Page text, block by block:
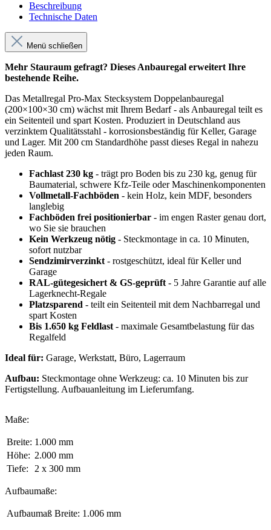
Beschreibung
Technische Daten
Menü schließen
Mehr Stauraum gefragt? Dieses Anbauregal erweitert Ihre
bestehende Reihe.
Das Metallregal Pro-Max Stecksystem Doppelanbauregal
(200×100×30 cm) wächst mit Ihrem Bedarf - als Anbauregal teilt es
ein Seitenteil und spart Kosten. Produziert in Deutschland aus
verzinktem Qualitätsstahl - korrosionsbeständig für Keller, Garage
und Lager. Mit 200 cm Standardhöhe passt dieses Regal in nahezu
jeden Raum.
Fachlast 230 kg - trägt pro Boden bis zu 230 kg, genug für
Baumaterial, schwere Kfz-Teile oder Maschinenkomponenten
Vollmetall-Fachböden - kein Holz, kein MDF, besonders
langlebig
Fachböden frei positionierbar - im engen Raster genau dort,
wo Sie sie brauchen
Kein Werkzeug nötig - Steckmontage in ca. 10 Minuten,
sofort nutzbar
Sendzimirverzinkt- rostgeschützt, ideal für Keller und
Garage
RAL-gütegesichert & GS-geprüft- 5 Jahre Garantie auf alle
Lagerknecht-Regale
Platzsparend - teilt ein Seitenteil mit dem Nachbarregal und
spart Kosten
Bis 1.650 kg Feldlast- maximale Gesamtbelastung für das
Regalfeld
Ideal für: Garage, Werkstatt, Büro, Lagerraum
Aufbau: Steckmontage ohne Werkzeug: ca. 10 Minuten bis zur
Fertigstellung. Aufbauanleitung im Lieferumfang.
Maße:
Breite: 1.000 mm
Höhe: 2.000 mm
Tiefe:
2 x 300 mm
Aufbaumaße:
Aufbaumaß Breite: 1.006 mm